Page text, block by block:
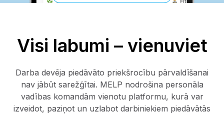
Visi labumi – vienuviet
Darba devēja piedāvāto priekšrocību pārvaldīšanai
nav jābūt sarežģītai. MELP nodrošina personāla
vadības komandām vienotu platformu, kurā var
izveidot, paziņot un uzlabot darbiniekiem piedāvātās